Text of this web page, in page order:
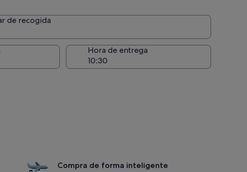
de recogida
de recogida
Hora de entrega
Compra de forma inteligente